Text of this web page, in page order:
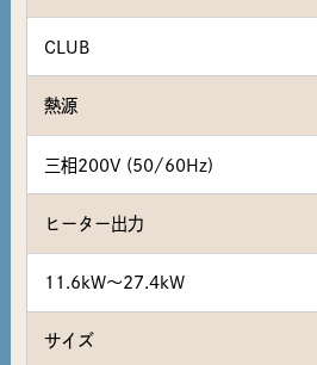
CLUB
熱源
三相200V (50/60Hz)
ヒーター出力
11.6kW～27.4kW
サイズ